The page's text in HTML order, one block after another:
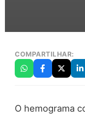
COMPARTILHAR:
O hemograma